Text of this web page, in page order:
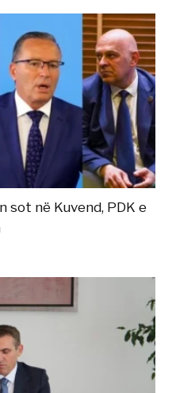
sot në Kuvend, PDK e